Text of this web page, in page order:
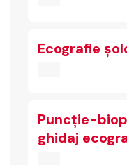
Ecografie
Puncție-
ghidaj